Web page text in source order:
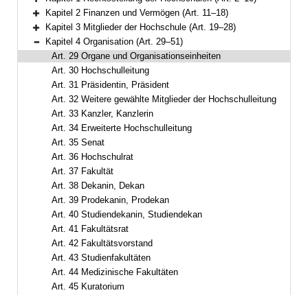
Bereich erweitern
Bereich erweitern
Kapitel 2 Finanzen und Vermögen (Art. 11–18)
Bereich erweitern
Kapitel 3 Mitglieder der Hochschule (Art. 19–28)
Bereich reduzieren
Kapitel 4 Organisation (Art. 29–51)
Art. 29 Organe und Organisationseinheiten
Art. 30 Hochschulleitung
Art. 31 Präsidentin, Präsident
Art. 32 Weitere gewählte Mitglieder der Hochschulleitung
Art. 33 Kanzler, Kanzlerin
Art. 34 Erweiterte Hochschulleitung
Art. 35 Senat
Art. 36 Hochschulrat
Art. 37 Fakultät
Art. 38 Dekanin, Dekan
Art. 39 Prodekanin, Prodekan
Art. 40 Studiendekanin, Studiendekan
Art. 41 Fakultätsrat
Art. 42 Fakultätsvorstand
Art. 43 Studienfakultäten
Art. 44 Medizinische Fakultäten
Art. 45 Kuratorium